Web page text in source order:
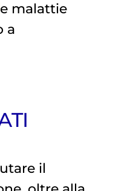
e malattie
a
il